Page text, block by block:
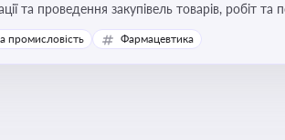
та проведення закупівель товарів, робіт
промисловість Фармацевтика